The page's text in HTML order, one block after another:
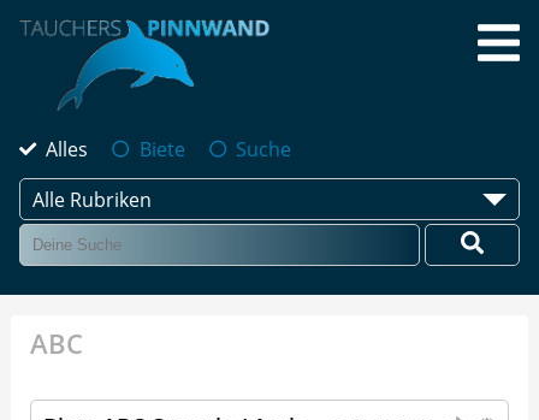
Alles Biete
Suche
Alle Rubriken
ABC